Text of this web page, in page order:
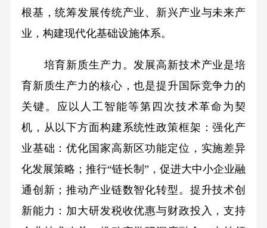
根基，统筹发展传统产业、新兴产业与未来产
业，构建现代化基础设施体系。
培育新质生产力。发展高新技术产业是培
育新质生产力的核心，也是提升国际竞争力的
关键。应以人工智能等第四次技术革命为契
机，从以下方面构建系统性政策框架：强化产
业基础：优化国家高新区功能定位，实施差异
化发展策略；推行“链长制”，促进大中小企业融
通创新；推动产业链数智化转型。提升技术创
新能力：加大研发税收优惠与财政投入，支持